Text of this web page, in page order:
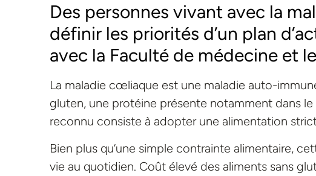
Des personnes vivant avec la
définir les priorités d’un plan
avec la Faculté de médecine et
La maladie cœliaque est une maladie auto-
gluten, une protéine présente notamment dans
reconnu consiste à adopter une alimentation
Bien plus qu’une simple contrainte alimentaire,
vie au quotidien. Coût élevé des aliments sans